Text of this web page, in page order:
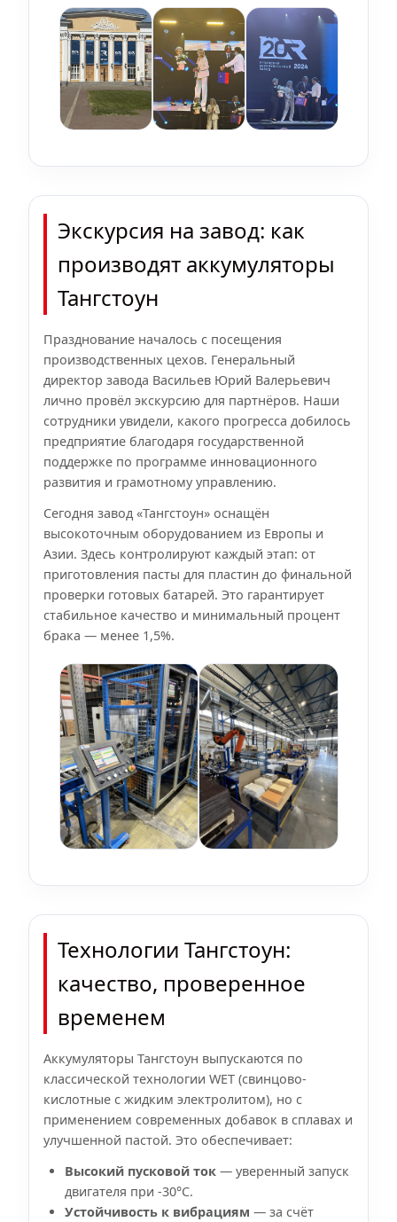
Экскурсия на завод: как
производят аккумуляторы
Тангстоун
Празднование началось с посещения
производственных цехов. Генеральный
директор завода Васильев Юрий Валерьевич
лично провёл экскурсию для партнёров. Наши
сотрудники увидели, какого прогресса добилось
предприятие благодаря государственной
поддержке по программе инновационного
развития и грамотному управлению.
Сегодня завод «Тангстоун» оснащён
высокоточным оборудованием из Европы и
Азии. Здесь контролируют каждый этап: от
приготовления пасты для пластин до финальной
проверки готовых батарей. Это гарантирует
стабильное качество и минимальный процент
брака — менее 1,5%.
Технологии Тангстоун:
качество, проверенное
временем
Аккумуляторы Тангстоун выпускаются по
классической технологии WET (свинцово-
кислотные с жидким электролитом), но с
применением современных добавок в сплавах и
улучшенной пастой. Это обеспечивает:
Высокий пусковой ток — уверенный запуск
двигателя при -30°C.
Устойчивость к вибрациям — за счёт